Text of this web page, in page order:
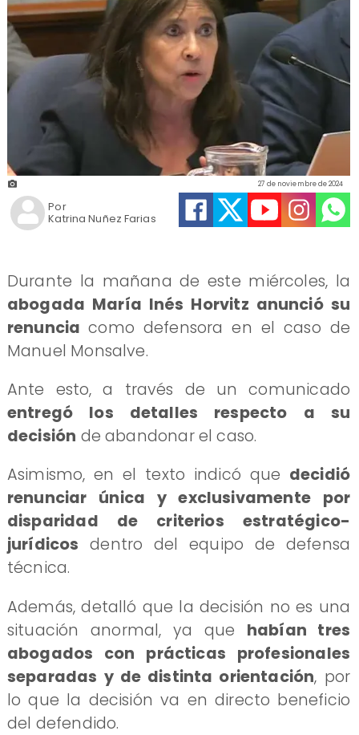
Katrina Nuñez Farias
27 de noviembre de 2024
Por
Durante la mañana de este miércoles, la
abogada María Inés Horvitz anunció su
renunciacomo defensora en el caso de
Manuel Monsalve.
Ante esto, a través de un comunicado
entregó los detalles respecto a su
decisión de abandonar el caso.
Asimismo, en el texto indicó que decidió
renunciar única y exclusivamente por
disparidad de criterios estratégico-
jurídicos dentro del equipo de defensa
técnica.
Además, detalló que la decisión no es una
situación anormal, ya que habían tres
abogados con prácticas profesionales
separadas y de distinta orientación, por
lo que la decisión va en directo beneficio
del defendido.